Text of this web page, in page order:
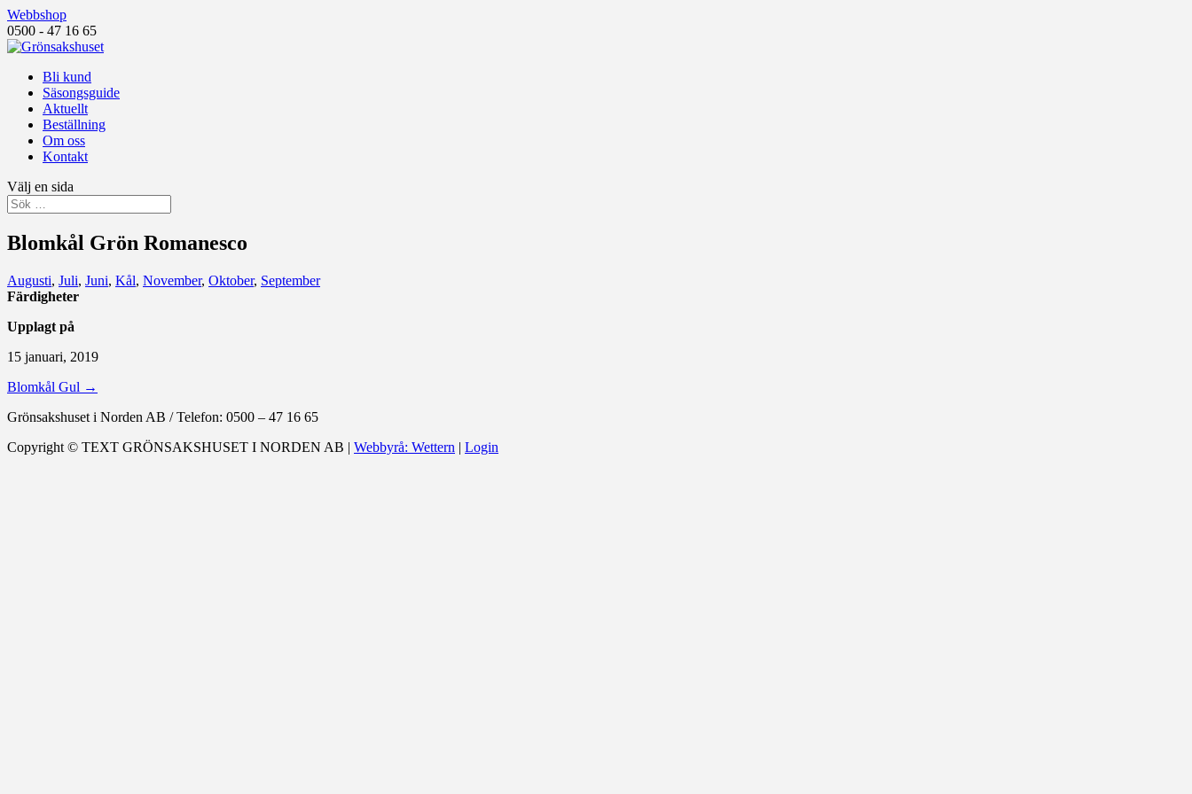
Webbshop
0500 - 47 16 65
Bli kund
Säsongsguide
Aktuellt
Beställning
Om oss
Kontakt
Välj en sida
Blomkål Grön Romanesco
Augusti, Juli, Juni, Kål, November, Oktober, September
Färdigheter
Upplagt på
15 januari, 2019
Blomkål Gul →
Grönsakshuset i Norden AB /Telefon: 0500 – 47 16 65
Copyright © TEXT GRÖNSAKSHUSET I NORDEN AB | Webbyrå: Wettern | Login